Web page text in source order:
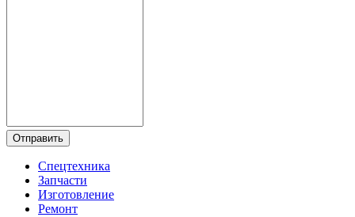
Отправить
Спецтехника
Запчасти
Изготовление
Ремонт